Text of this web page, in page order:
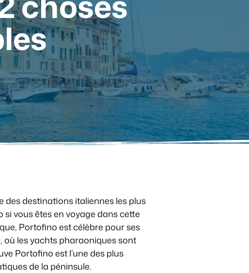
des destinations italiennes les plus
vous êtes en voyage dans cette
Portofino est célèbre pour ses
les yachts pharaoniques sont
Portofino est l’une des plus
de la péninsule.